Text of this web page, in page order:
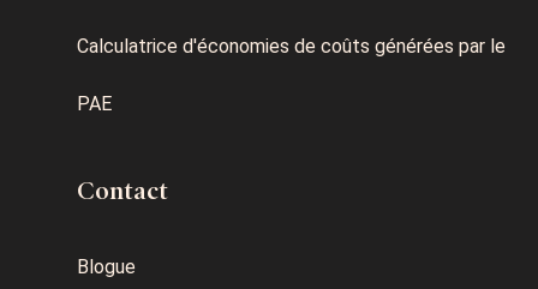
Calculatrice d'économies de coûts générées par le
PAE
Contact
Blogue